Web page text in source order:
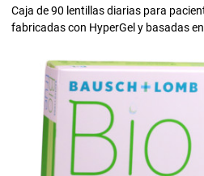
Caja de 90 lentillas diarias para
fabricadas con HyperGel y basadas